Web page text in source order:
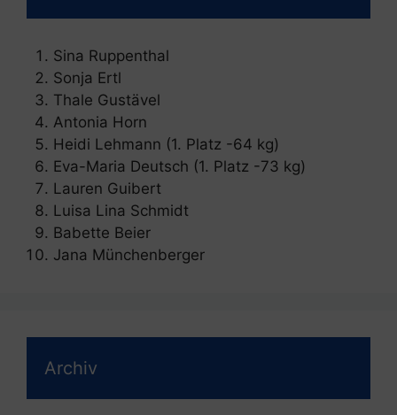
Sina Ruppenthal
Sonja Ertl
Thale Gustävel
Antonia Horn
Heidi Lehmann (1. Platz -64 kg)
Eva-Maria Deutsch (1. Platz -73 kg)
Lauren Guibert
Luisa Lina Schmidt
Babette Beier
Jana Münchenberger
Archiv